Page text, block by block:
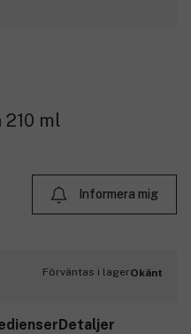
ml
Informera mig
Förväntas i lagerOkänt
Detaljer